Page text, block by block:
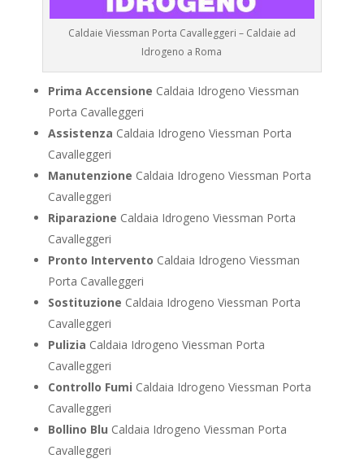
Caldaie Viessman Porta Cavalleggeri – Caldaie ad
Idrogeno a Roma
Prima Accensione Caldaia Idrogeno Viessman
Porta Cavalleggeri
Assistenza Caldaia Idrogeno Viessman Porta
Cavalleggeri
Manutenzione Caldaia Idrogeno Viessman Porta
Cavalleggeri
Riparazione Caldaia Idrogeno Viessman Porta
Cavalleggeri
Pronto Intervento Caldaia Idrogeno Viessman
Porta Cavalleggeri
Sostituzione Caldaia Idrogeno Viessman Porta
Cavalleggeri
Pulizia Caldaia Idrogeno Viessman Porta
Cavalleggeri
Controllo Fumi Caldaia Idrogeno Viessman Porta
Cavalleggeri
Bollino Blu Caldaia Idrogeno Viessman Porta
Cavalleggeri